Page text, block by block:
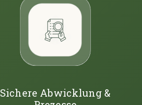
Sichere Abwicklung &